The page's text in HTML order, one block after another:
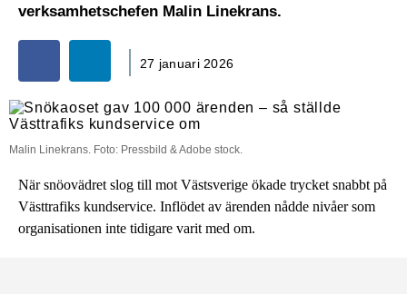
verksamhetschefen Malin Linekrans.
27 januari 2026
Malin Linekrans. Foto: Pressbild & Adobe stock.
När snöovädret slog till mot Västsverige ökade trycket snabbt på
Västtrafiks kundservice. Inflödet av ärenden nådde nivåer som
organisationen inte tidigare varit med om.